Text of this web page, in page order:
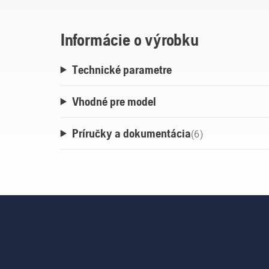
SMS.
Informácie o výrobku
Technické parametre
Vhodné pre model
Príručky a dokumentácia(6)